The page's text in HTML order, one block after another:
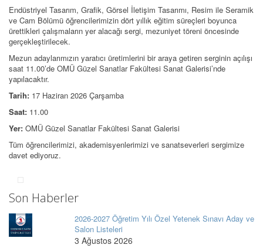
Endüstriyel Tasarım, Grafik, Görsel İletişim Tasarımı, Resim ile Seramik
ve Cam Bölümü öğrencilerimizin dört yıllık eğitim süreçleri boyunca
ürettikleri çalışmaların yer alacağı sergi, mezuniyet töreni öncesinde
gerçekleştirilecek.
Mezun adaylarımızın yaratıcı üretimlerini bir araya getiren serginin açılışı
saat 11.00’de OMÜ Güzel Sanatlar Fakültesi Sanat Galerisi’nde
yapılacaktır.
Tarih: 17 Haziran 2026 Çarşamba
Saat: 11.00
Yer: OMÜ Güzel Sanatlar Fakültesi Sanat Galerisi
Tüm öğrencilerimizi, akademisyenlerimizi ve sanatseverleri sergimize
davet ediyoruz.
Son Haberler
2026-2027 Öğretim Yılı Özel Yetenek Sınavı Aday ve
Salon Listeleri
3 Ağustos 2026